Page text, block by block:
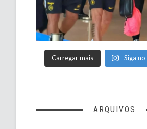
Carregar mais Siga
ARQUIVOS